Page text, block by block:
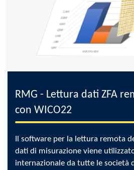
RMG - Lettura dati ZFA
con WICO22
Il software per la lettura remota
dati di misurazione viene
internazionale da tutte le società